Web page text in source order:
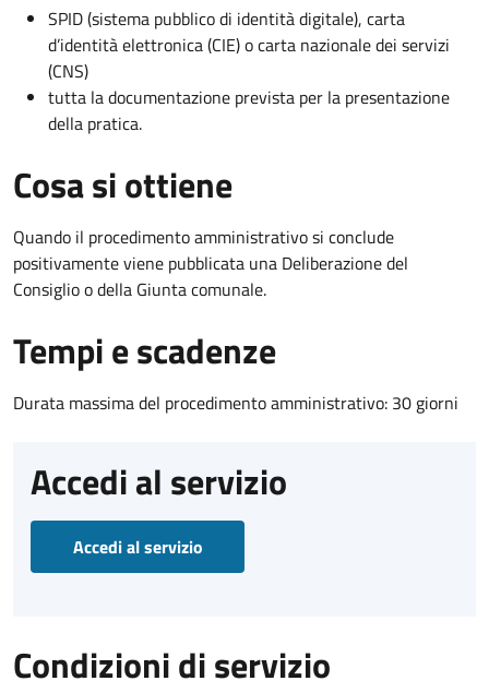
SPID (sistema pubblico di identità digitale), carta
d’identità elettronica (CIE) o carta nazionale dei servizi
(CNS)
tutta la documentazione prevista per la presentazione
della pratica.
Cosa si ottiene
Quando il procedimento amministrativo si conclude
positivamente viene pubblicata una Deliberazione del
Consiglio o della Giunta comunale.
Tempi e scadenze
Durata massima del procedimento amministrativo: 30 giorni
Accedi al servizio
Accedi al servizio
Condizioni di servizio